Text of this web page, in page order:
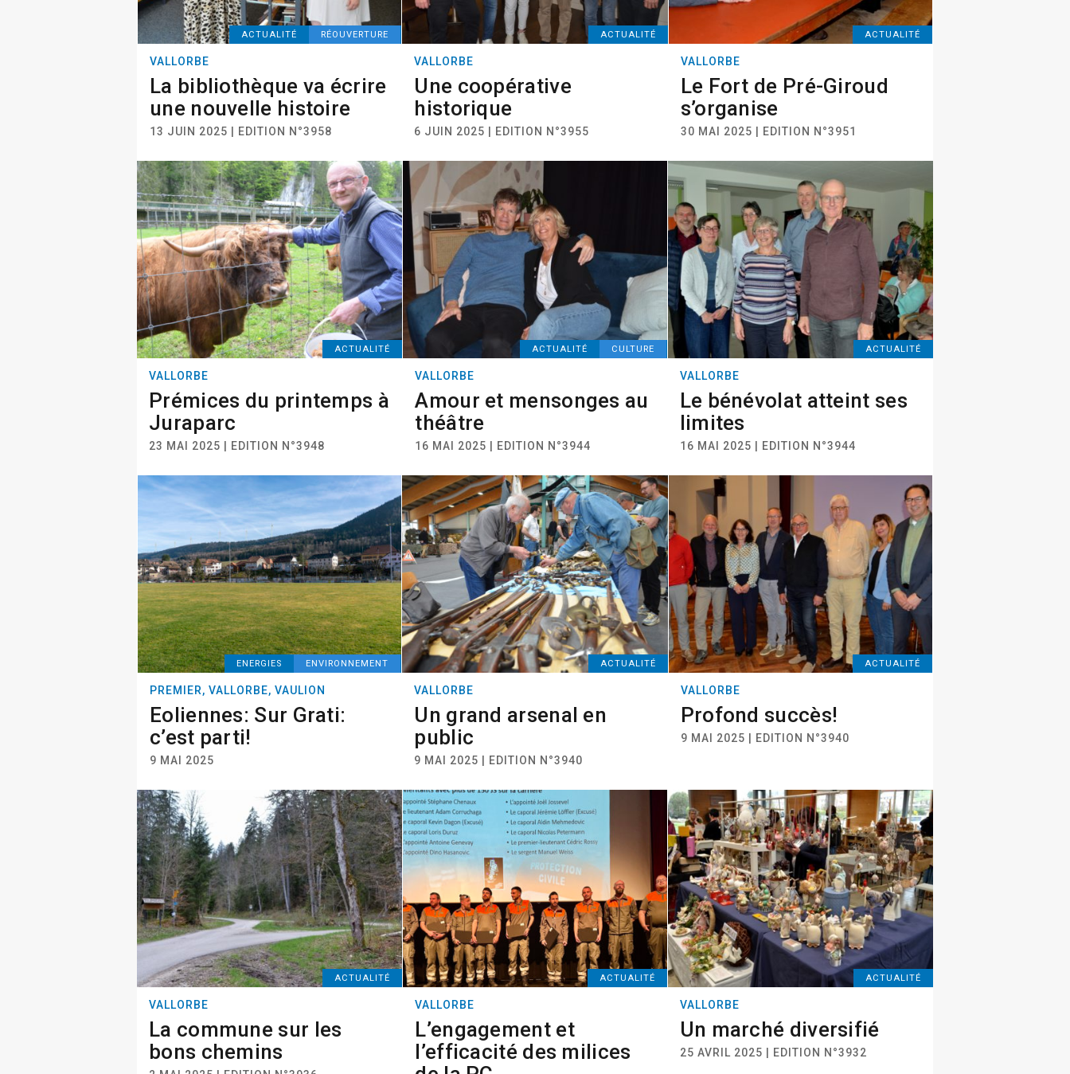
ACTUALITÉ RÉOUVERTURE
VALLORBE
La bibliothèque va écrire
une nouvelle histoire
13 JUIN 2025 | EDITION N°3958
ACTUALITÉ
VALLORBE
Une coopérative
historique
6 JUIN 2025 | EDITION N°3955
ACTUALITÉ
VALLORBE
Le Fort de Pré-Giroud
s’organise
30 MAI 2025 | EDITION N°3951
ACTUALITÉ
VALLORBE
Prémices du printemps à
Juraparc
23 MAI 2025 | EDITION N°3948
ACTUALITÉ CULTURE
VALLORBE
Amour et mensonges au
théâtre
16 MAI 2025 | EDITION N°3944
ACTUALITÉ
VALLORBE
Le bénévolat atteint ses
limites
16 MAI 2025 | EDITION N°3944
ENERGIES ENVIRONNEMENT
PREMIER, VALLORBE, VAULION
Eoliennes: Sur Grati:
c’est parti!
9 MAI 2025
ACTUALITÉ
VALLORBE
Un grand arsenal en
public
9 MAI 2025 | EDITION N°3940
ACTUALITÉ
VALLORBE
Profond succès!
9 MAI 2025 | EDITION N°3940
ACTUALITÉ
VALLORBE
La commune sur les
bons chemins
ACTUALITÉ
VALLORBE
L’engagement et
l’efficacité des milices
ACTUALITÉ
VALLORBE
Un marché diversifié
25 AVRIL 2025 | EDITION N°3932